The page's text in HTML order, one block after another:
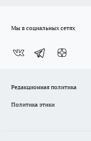
Мы в социальных сетях
Редакционная политика
Политика этики